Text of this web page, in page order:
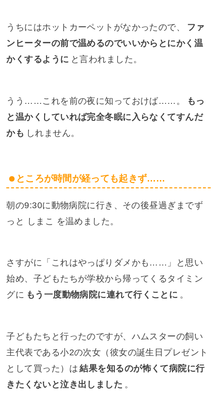
うちにはホットカーペットがなかったので、
ファ
ンヒーターの前で温めるのでいいからとにかく温
かくするように と言われました。
うう……これを前の夜に知っておけば……。
もっ
と温かくしていれば完全冬眠に入らなくてすんだ
かも しれません。
ところが時間が経っても起きず……
朝の9:30に動物病院に行き、その後昼過ぎまでず
っと しまこ を温めました。
さすがに「これはやっぱりダメかも……」と思い
始め、子どもたちが学校から帰ってくるタイミン
グに もう一度動物病院に連れて行くことに 。
子どもたちと行ったのですが、ハムスターの飼い
主代表である小2の次女（彼女の誕生日プレゼント
として買った）は 結果を知るのが怖くて病院に行
きたくないと泣き出しました 。